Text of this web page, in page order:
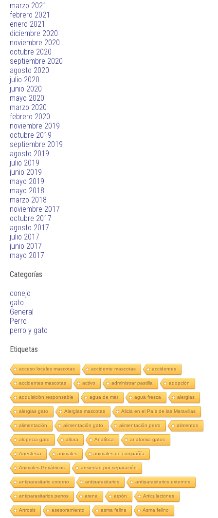
marzo 2021
febrero 2021
enero 2021
diciembre 2020
noviembre 2020
octubre 2020
septiembre 2020
agosto 2020
julio 2020
junio 2020
mayo 2020
marzo 2020
febrero 2020
noviembre 2019
octubre 2019
septiembre 2019
agosto 2019
julio 2019
junio 2019
mayo 2019
mayo 2018
marzo 2018
noviembre 2017
octubre 2017
agosto 2017
julio 2017
junio 2017
mayo 2017
Categorías
conejo
gato
General
Perro
perro y gato
Etiquetas
acceso locales mascotas accidente mascotas accidentes
accidentes mascotas activo administrar pastilla adopción
adquisición responsable agua de mar agua fresca alergias
alergias gato Alergias mascotas Alicia en el País de las Maravillas
alimentación alimentación gato alimentación perro alimentos
alopecia gato altura Analítica anatomia gatos
Anestesia animales animales de compañía
Animales Geriátricos ansiedad por separación
antiparasitario externo antiparasitarios antiparasitarios externos
antiparasitarios perros arena arpón Articulaciones
Artrosis asesoramiento asma felina Asma felino